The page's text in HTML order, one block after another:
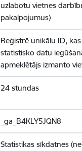
uzlabotu vietnes
pakalpojumus)
Reģistrē unikālu ID,
statistisko datu
apmeklētājs izmanto
24 stundas
_ga_B4KLY5JQN8
Statistikas sīkdatnes